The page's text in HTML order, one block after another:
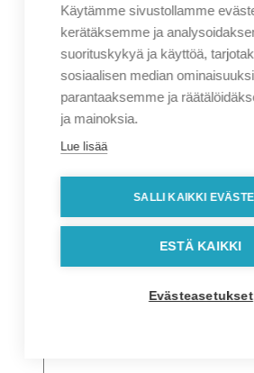
Nimi*
Sähköposti*
Puhelin*
Osoitetiedot
Käytämme sivustollamme
kerätäksemme ja
suorituskykyä ja käyttöä,
sosiaalisen median
parantaaksemme ja
ja mainoksia.
Lue lisää
SALLI KAIKKI
ESTÄ KAIKKI
Evästeasetukset